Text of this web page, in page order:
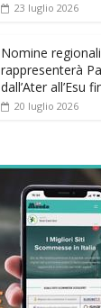
23 luglio 2026
Nomine
rappresenterà
dall’Ater all’Esu
20 luglio 2026